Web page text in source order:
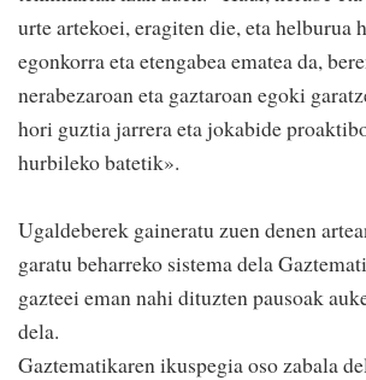
urte artekoei, eragiten die, eta helburua
egonkorra eta etengabea ematea da,
nerabezaroan eta gaztaroan egoki
hori guztia jarrera eta jokabide
hurbileko batetik».
Ugaldeberek gaineratu zuen denen
garatu beharreko sistema dela
gazteei eman nahi dituzten pausoak
dela.
Gaztematikaren ikuspegia oso zabala